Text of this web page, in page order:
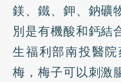
鎂、鐵、鉀、鈉礦
別是有機酸和鈣結
生福利部南投醫
梅，梅子可以刺激